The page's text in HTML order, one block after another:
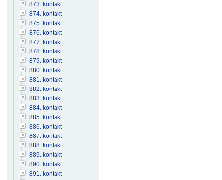
873. kontakt
874. kontakt
875. kontakt
876. kontakt
877. kontakt
878. kontakt
879. kontakt
880. kontakt
881. kontakt
882. kontakt
883. kontakt
884. kontakt
885. kontakt
886. kontakt
887. kontakt
888. kontakt
889. kontakt
890. kontakt
891. kontakt